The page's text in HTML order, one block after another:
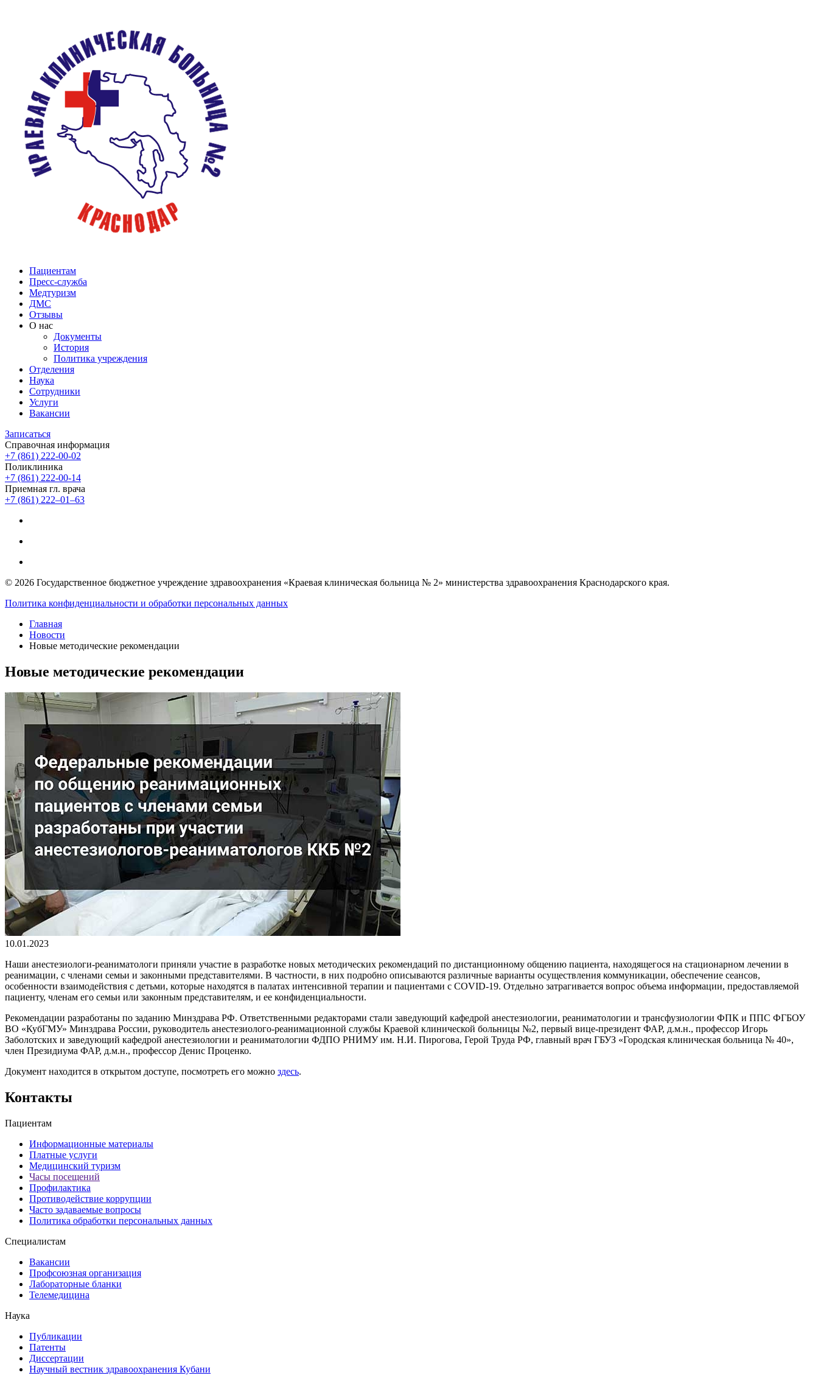
Пациентам
Пресс-служба
Медтуризм
ДМС
Отзывы
О нас
Документы
История
Политика учреждения
Отделения
Наука
Сотрудники
Услуги
Вакансии
Записаться
Справочная информация
+7 (861) 222-00-02
Поликлиника
+7 (861) 222-00-14
Приемная гл. врача
+7 (861) 222‒01‒63
© 2026 Государственное бюджетное учреждение здравоохранения «Краевая клиническая больница № 2» министерства здравоохранения Краснодарского края.
Политика конфиденциальности и обработки персональных данных
Главная
Новости
Новые методические рекомендации
Новые методические рекомендации
10.01.2023
Наши анестезиологи-реаниматологи приняли участие в разработке новых методических рекомендаций по дистанционному общению пациента, находящегося на стационарном лечении в
реанимации, с членами семьи и законными представителями. В частности, в них подробно описываются различные варианты осуществления коммуникации, обеспечение сеансов,
особенности взаимодействия с детьми, которые находятся в палатах интенсивной терапии и пациентами с COVID-19. Отдельно затрагивается вопрос объема информации, предоставляемой
пациенту, членам его семьи или законным представителям, и ее конфиденциальности.
Рекомендации разработаны по заданию Минздрава РФ. Ответственными редакторами стали заведующий кафедрой анестезиологии, реаниматологии и трансфузиологии ФПК и ППС ФГБОУ
ВО «КубГМУ» Минздрава России, руководитель анестезиолого-реанимационной службы Краевой клинической больницы №2, первый вице-президент ФАР, д.м.н., профессор Игорь
Заболотских и заведующий кафедрой анестезиологии и реаниматологии ФДПО РНИМУ им. Н.И. Пирогова, Герой Труда РФ, главный врач ГБУЗ «Городская клиническая больница № 40»,
член Президиума ФАР, д.м.н., профессор Денис Проценко.
Документ находится в открытом доступе, посмотреть его можно здесь.
Контакты
Пациентам
Информационные материалы
Платные услуги
Медицинский туризм
Часы посещений
Профилактика
Противодействие коррупции
Часто задаваемые вопросы
Политика обработки персональных данных
Специалистам
Вакансии
Профсоюзная организация
Лабораторные бланки
Телемедицина
Наука
Публикации
Патенты
Диссертации
Научный вестник здравоохранения Кубани